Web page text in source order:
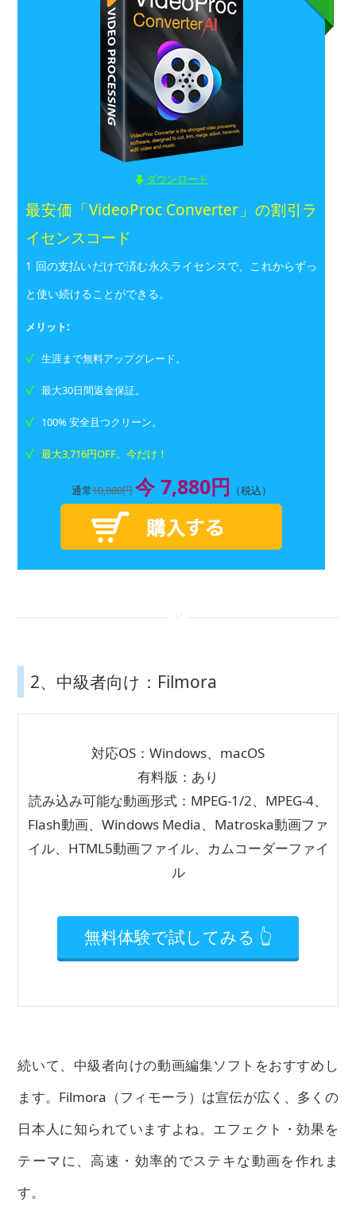
ダウンロード
最安価「VideoProc Converter」の割引ラ
イセンスコード
1 回の支払いだけで済む永久ライセンスで、これからずっ
と使い続けることができる。
メリット:
生涯まで無料アップグレード。
最大30日間返金保証。
100% 安全且つクリーン。
最大3,716円OFF。今だけ！
通常10,880円今 7,880円 （税込）
2、中級者向け：Filmora
対応OS：Windows、macOS
有料版：あり
読み込み可能な動画形式：MPEG-1/2、MPEG-4、
Flash動画、Windows Media、Matroska動画ファ
イル、HTML5動画ファイル、カムコーダーファイ
ル
無料体験で試してみる 👆
続いて、中級者向けの動画編集ソフトをおすすめし
ます。Filmora（フィモーラ）は宣伝が広く、多くの
日本人に知られていますよね。エフェクト・効果を
テーマに、高速・効率的でステキな動画を作れま
す。